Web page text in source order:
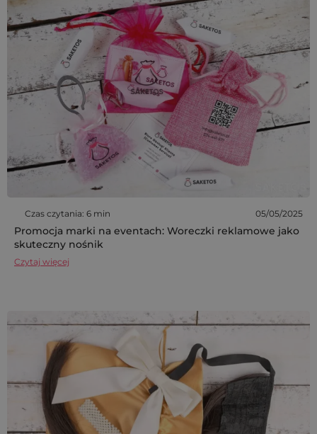
Czas czytania: 6 min 05/05/2025
Promocja marki na eventach: Woreczki reklamowe jako
skuteczny nośnik
Czytaj więcej